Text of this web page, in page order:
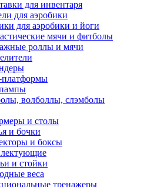
для инвентаря
для аэробики
для аэробики и йоги
мячи и фитболы
роллы и мячи
платформы
волболлы, слэмболы
и столы
и бочки
и боксы
и стойки
веса
тренажеры